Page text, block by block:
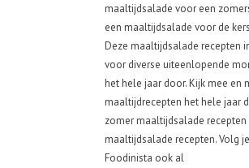
maaltijdsalade voor een
een maaltijdsalade voor de
Deze maaltijdsalade recepten
voor diverse uiteenlopende
het hele jaar door. Kijk mee en
maaltijdrecepten het hele jaar
zomer maaltijdsalade
maaltijdsalade recepten. Volg je
Foodinista ook al